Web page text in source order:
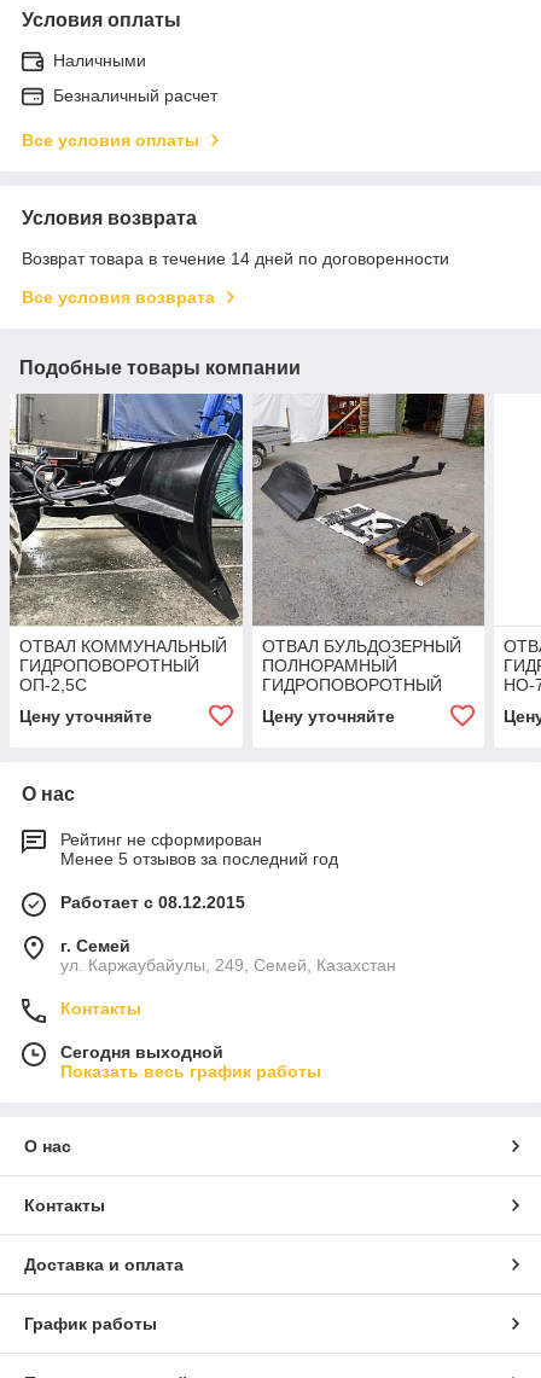
Условия оплаты
Наличными
Безналичный расчет
Все условия оплаты
Условия возврата
Возврат товара в течение 14 дней по договоренности
Все условия возврата
Подобные товары компании
ОТВАЛ КОММУНАЛЬНЫЙ
ГИДРОПОВОРОТНЫЙ
ОП-2,5С
Цену уточняйте
ОТВАЛ БУЛЬДОЗЕРНЫЙ
ПОЛНОРАМНЫЙ
ГИДРОПОВОРОТНЫЙ
Цену уточняйте
НО-
О нас
Рейтинг не сформирован
Менее 5 отзывов за последний год
Работает с 08.12.2015
г. Семей
ул. Каржаубайулы, 249, Семей, Казахстан
Контакты
Сегодня выходной
Показать весь график работы
О нас
Контакты
Доставка и оплата
График работы